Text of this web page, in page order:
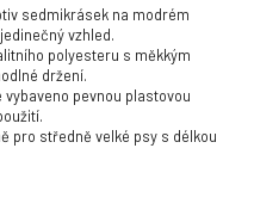
sedmikrásek na modrém
vzhled.
polyesteru s měkkým
držení.
vybaveno pevnou plastovou
pro středně velké psy s délkou